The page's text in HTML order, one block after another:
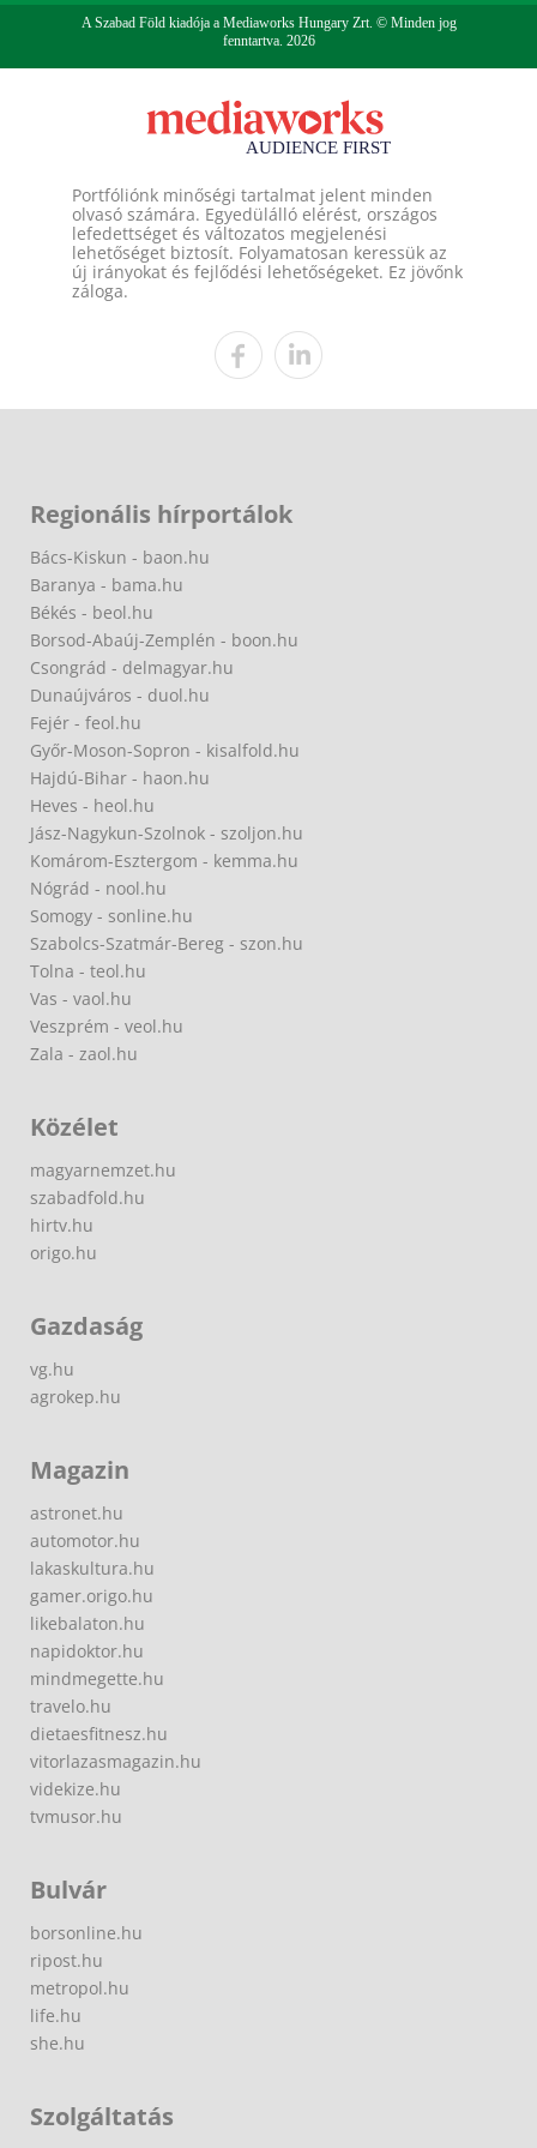
A Szabad Föld kiadója a Mediaworks Hungary Zrt. © Minden jog
fenntartva. 2026
Portfóliónk minőségi tartalmat jelent minden
olvasó számára. Egyedülálló elérést, országos
lefedettséget és változatos megjelenési
lehetőséget biztosít. Folyamatosan keressük az
új irányokat és fejlődési lehetőségeket. Ez jövőnk
záloga.
Regionális hírportálok
Bács-Kiskun - baon.hu
Baranya - bama.hu
Békés - beol.hu
Borsod-Abaúj-Zemplén - boon.hu
Csongrád - delmagyar.hu
Dunaújváros - duol.hu
Fejér - feol.hu
Győr-Moson-Sopron - kisalfold.hu
Hajdú-Bihar - haon.hu
Heves - heol.hu
Jász-Nagykun-Szolnok - szoljon.hu
Komárom-Esztergom - kemma.hu
Nógrád - nool.hu
Somogy - sonline.hu
Szabolcs-Szatmár-Bereg - szon.hu
Tolna - teol.hu
Vas - vaol.hu
Veszprém - veol.hu
Zala - zaol.hu
Közélet
magyarnemzet.hu
szabadfold.hu
hirtv.hu
origo.hu
Gazdaság
vg.hu
agrokep.hu
Magazin
astronet.hu
automotor.hu
lakaskultura.hu
gamer.origo.hu
likebalaton.hu
napidoktor.hu
mindmegette.hu
travelo.hu
dietaesfitnesz.hu
vitorlazasmagazin.hu
videkize.hu
tvmusor.hu
Bulvár
borsonline.hu
ripost.hu
metropol.hu
life.hu
she.hu
Szolgáltatás